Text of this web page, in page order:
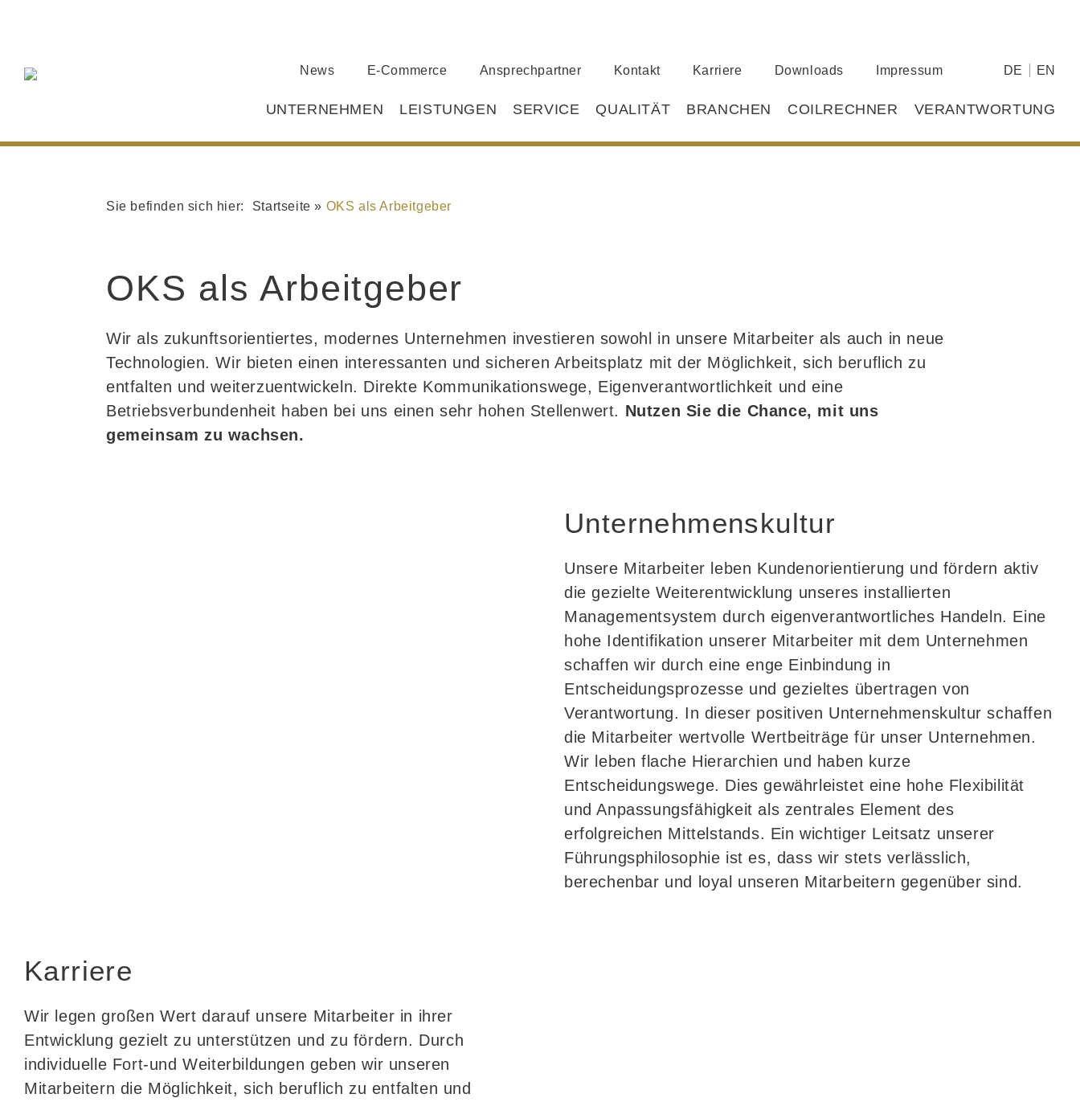
News E-Commerce Ansprechpartner Kontakt Karriere Downloads Impressum DE EN
UNTERNEHMEN LEISTUNGEN SERVICE QUALITÄT BRANCHEN COILRECHNER VERANTWORTUNG
Startseite » OKS als Arbeitgeber
OKS als Arbeitgeber
Wir als zukunftsorientiertes, modernes Unternehmen investieren sowohl in unsere Mitarbeiter als auch in neue
Technologien. Wir bieten einen interessanten und sicheren Arbeitsplatz mit der Möglichkeit, sich beruflich zu
entfalten und weiterzuentwickeln. Direkte Kommunikationswege, Eigenverantwortlichkeit und eine
Betriebsverbundenheit haben bei uns einen sehr hohen Stellenwert. Nutzen Sie die Chance, mit uns
gemeinsam zu wachsen.
Unternehmenskultur
Unsere Mitarbeiter leben Kundenorientierung und fördern aktiv
die gezielte Weiterentwicklung unseres installierten
Managementsystem durch eigenverantwortliches Handeln. Eine
hohe Identifikation unserer Mitarbeiter mit dem Unternehmen
schaffen wir durch eine enge Einbindung in
Entscheidungsprozesse und gezieltes übertragen von
Verantwortung. In dieser positiven Unternehmenskultur schaffen
die Mitarbeiter wertvolle Wertbeiträge für unser Unternehmen.
Wir leben flache Hierarchien und haben kurze
Entscheidungswege. Dies gewährleistet eine hohe Flexibilität
und Anpassungsfähigkeit als zentrales Element des
erfolgreichen Mittelstands. Ein wichtiger Leitsatz unserer
Führungsphilosophie ist es, dass wir stets verlässlich,
berechenbar und loyal unseren Mitarbeitern gegenüber sind.
Karriere
Wir legen großen Wert darauf unsere Mitarbeiter in ihrer
Entwicklung gezielt zu unterstützen und zu fördern. Durch
individuelle Fort-und Weiterbildungen geben wir unseren
Mitarbeitern die Möglichkeit, sich beruflich zu entfalten und